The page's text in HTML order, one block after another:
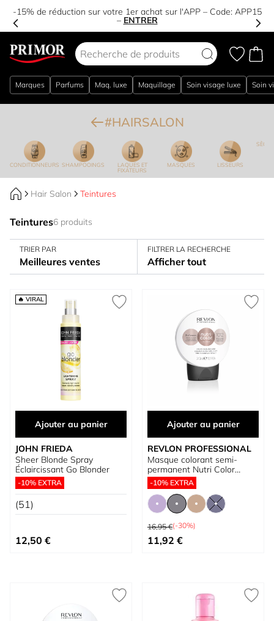
-15% de réduction sur votre 1er achat sur l'APP – Code: APP15
– ENTRER
Marques Parfums Maq. luxe Maquillage Soin visage luxe Soin
#HAIRSALON
CONDITIONNEURS SHAMPOOINGS
LAQUES ET
FIXATEURS
MASQUES LISSEURS
Hair Salon Teintures
Teintures6 produits
TRIER PAR
Meilleures ventes
FILTRER LA RECHERCHE
Afficher tout
🔥 VIRAL
Ajouter au panier
JOHN FRIEDA
Sheer Blonde Spray
Éclaircissant Go Blonder
-10% EXTRA
(51)
12,50 €
Ajouter au panier
REVLON PROFESSIONAL
Masque colorant semi-
permanent Nutri Color
Filters Metal-Ice Toning
Filters
-10% EXTRA
Prix normal
16,95 €(-30%)
À partir de
11,92 €